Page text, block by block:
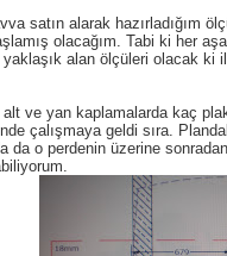
satın alarak hazırladığım
olacağım. Tabi ki her
yaklaşık alan ölçüleri olacak ki
ve yan kaplamalarda kaç
çalışmaya geldi sıra.
da o perdenin üzerine